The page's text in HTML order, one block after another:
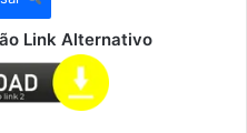
Link Alternativo